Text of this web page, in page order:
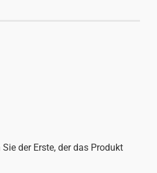
der Erste, der das Produkt